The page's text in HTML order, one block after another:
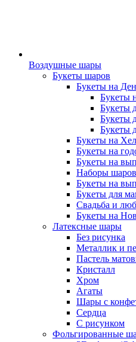
Воздушные шары
Букеты шаров
Букеты на
Букеты
Букеты
Букеты
Букеты
Букеты на
Букеты на
Букеты на
Наборы шаров
Букеты на
Букеты для
Свадьба и
Букеты на
Латексные шары
Без рисунка
Металлик и
Пастель
Кристалл
Хром
Агаты
Шары с
Сердца
С рисунком
Фольгированные